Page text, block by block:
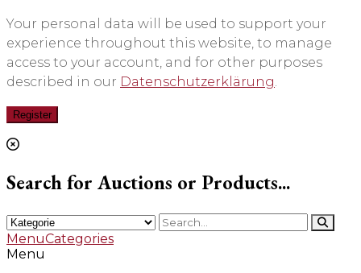
Your personal data will be used to support your
experience throughout this website, to manage
access to your account, and for other purposes
described in our Datenschutzerklärung
Register
Search for Auctions or Products...
MenuCategories
Menu